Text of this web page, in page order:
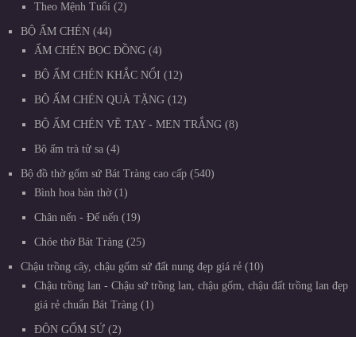
Theo Mệnh Tuổi 2
BỘ ẤM CHÉN
44
ẤM CHÉN BỌC ĐỒNG
4
BỘ ẤM CHÉN KHẮC NỔI 12
BỘ ẤM CHÉN QUÀ TẶNG 12
BỘ ẤM CHÉN VẼ TAY - MEN TRẮNG 8
Bộ ấm trà tử sa 4
Bộ đồ thờ gốm sứ Bát Tràng cao cấp
540
Bình hoa bàn thờ
1
Chân nến - Đế nến 19
Chóe thờ Bát Tràng 25
Chậu trồng cây, chậu gốm sứ đất nung đẹp giá rẻ
10
Chậu trồng lan - Chậu sứ trồng lan, chậu gốm, chậu đất trồng lan đẹp
giá rẻ chuẩn Bát Tràng
1
ĐÔN GỐM SỨ 2